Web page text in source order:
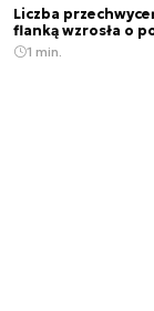
Liczba
flanką wzrosła o
1 min.